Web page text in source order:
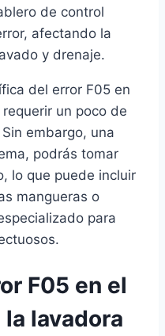
de control
afectando la
y drenaje.
del error F05 en
un poco de
embargo, una
podrás tomar
lo que puede incluir
mangueras o
para
F05 en el
lavadora